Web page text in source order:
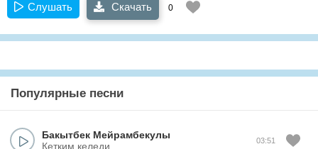
Слушать Скачать 0
Популярные песни
Бакытбек Мейрамбекулы
Кетким келеди
03:51